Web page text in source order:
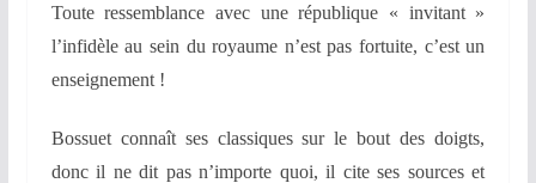
Toute ressemblance avec une république « invitant »
l’infidèle au sein du royaume n’est pas fortuite, c’est un
enseignement !
Bossuet connaît ses classiques sur le bout des doigts,
donc il ne dit pas n’importe quoi, il cite ses sources et